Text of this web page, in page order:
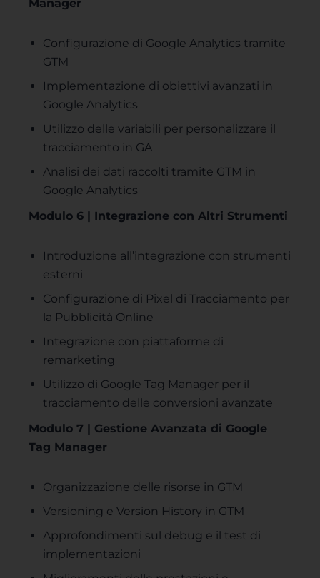
Manager
Configurazione di Google Analytics tramite
GTM
Implementazione di obiettivi avanzati in
Google Analytics
Utilizzo delle variabili per personalizzare il
tracciamento in GA
Analisi dei dati raccolti tramite GTM in
Google Analytics
Modulo 6 | Integrazione con Altri Strumenti
Introduzione all’integrazione con strumenti
esterni
Configurazione di Pixel di Tracciamento per
la Pubblicità Online
Integrazione con piattaforme di
remarketing
Utilizzo di Google Tag Manager per il
tracciamento delle conversioni avanzate
Modulo 7 | Gestione Avanzata di Google
Tag Manager
Organizzazione delle risorse in GTM
Versioning e Version History in GTM
Approfondimenti sul debug e il test di
implementazioni